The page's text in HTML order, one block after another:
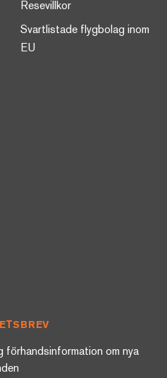
Resevillkor
Svartlistade flygbolag inom
EU
förhandsinformation om nya